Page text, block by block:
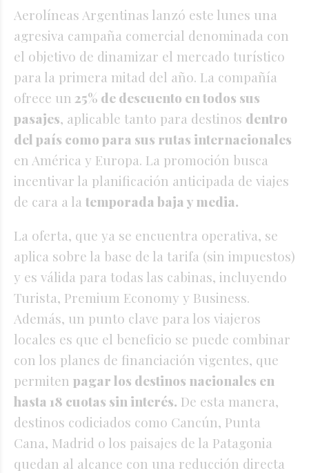
Aerolíneas Argentinas lanzó este lunes una
agresiva campaña comercial denominada con
el objetivo de dinamizar el mercado turístico
para la primera mitad del año. La compañía
ofrece un 25% de descuento en todos sus
pasajes, aplicable tanto para destinos dentro
del país como para sus rutas internacionales
en América y Europa. La promoción busca
incentivar la planificación anticipada de viajes
de cara a la temporada baja y media.
La oferta, que ya se encuentra operativa, se
aplica sobre la base de la tarifa (sin impuestos)
y es válida para todas las cabinas, incluyendo
Turista, Premium Economy y Business.
Además, un punto clave para los viajeros
locales es que el beneficio se puede combinar
con los planes de financiación vigentes, que
permiten pagar los destinos nacionales en
hasta 18 cuotas sin interés. De esta manera,
destinos codiciados como Cancún, Punta
Cana, Madrid o los paisajes de la Patagonia
quedan al alcance con una reducción directa